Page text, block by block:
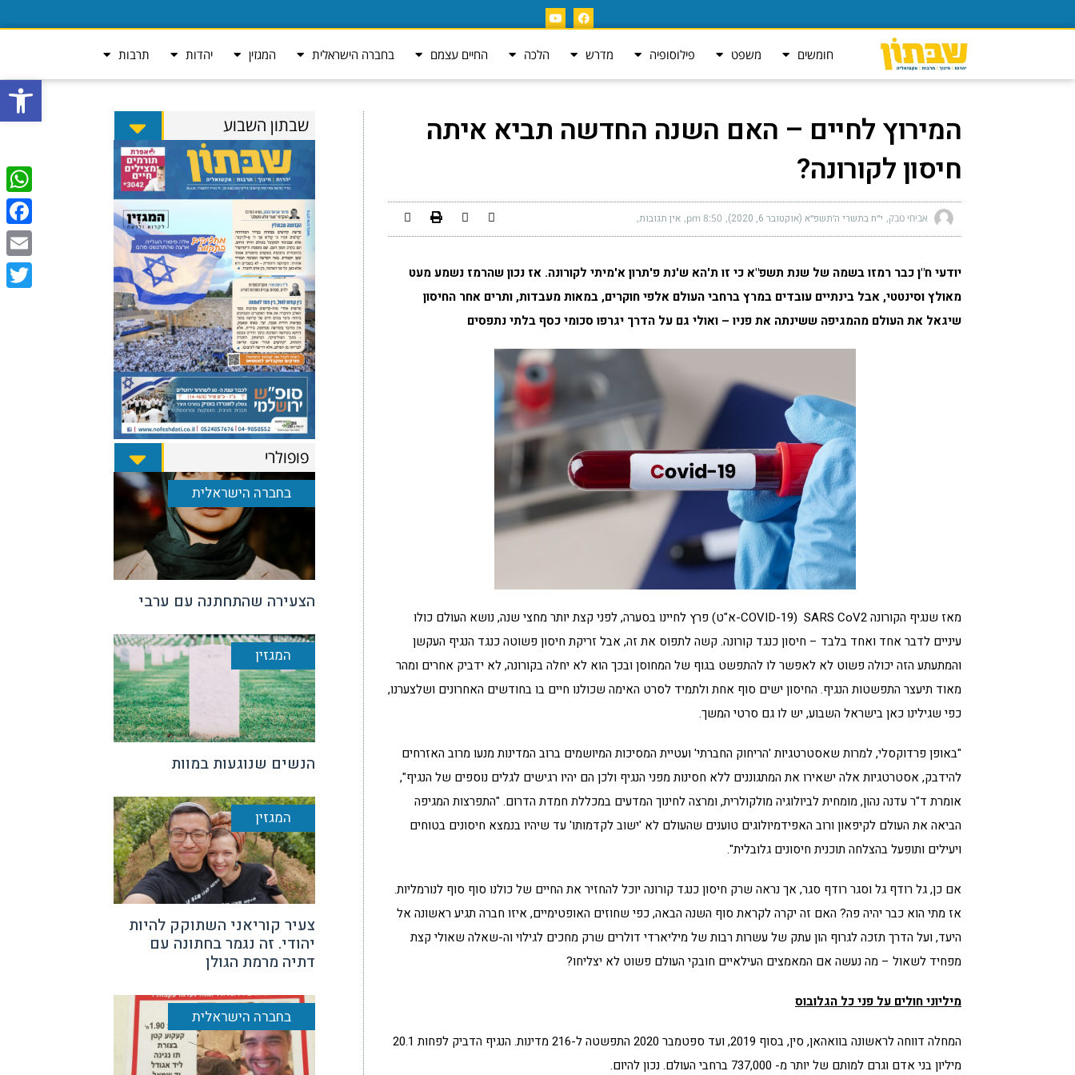
פתח
חומשים משפט פילוסופיה מדרש הלכה החיים עצמם בחברה הישראלית המגזין יהדות תרבות
המירוץ לחיים – האם השנה החדשה תביא איתה
חיסון לקורונה?
אביחי טבק י״ח בתשרי ה׳תשפ״א (אוקטובר 6, 2020) 8:50 pm אין תגובות
יודעי ח"ן כבר רמזו בשמה של שנת תשפ"א כי זו ת'הא ש'נת פ'תרון א'מיתי לקורונה. אז נכון שהרמז נשמע מעט
מאולץ וסינטטי, אבל בינתיים עובדים במרץ ברחבי העולם אלפי חוקרים, במאות מעבדות, ותרים אחר החיסון
שיגאל את העולם מהמגיפה ששינתה את פניו – ואולי גם על הדרך יגרפו סכומי כסף בלתי נתפסים
מאז שנגיף הקורונה COVID-19) SARS CoV2-א"ט) פרץ לחיינו בסערה, לפני קצת יותר מחצי שנה, נושא העולם כולו
עיניים לדבר אחד ואחד בלבד – חיסון כנגד קורונה. קשה לתפוס את זה, אבל זריקת חיסון פשוטה כנגד הנגיף העקשן
והמתעתע הזה יכולה פשוט לא לאפשר לו להתפשט בגוף של המחוסן ובכך הוא לא יחלה בקורונה, לא ידביק אחרים ומהר
מאוד תיעצר התפשטות הנגיף. החיסון ישים סוף אחת ולתמיד לסרט האימה שכולנו חיים בו בחודשים האחרונים ושלצערנו,
כפי שגילינו כאן בישראל השבוע, יש לו גם סרטי המשך.
"באופן פרדוקסלי, למרות שאסטרטגיות 'הריחוק החברתי' ועטיית המסיכות המיושמים ברוב המדינות מנעו מרוב האזרחים
להידבק, אסטרטגיות אלה ישאירו את המתגוננים ללא חסינות מפני הנגיף ולכן הם יהיו רגישים לגלים נוספים של הנגיף",
אומרת ד"ר עדנה נהון, מומחית לביולוגיה מולקולרית, ומרצה לחינוך המדעים במכללת חמדת הדרום. "התפרצות המגיפה
הביאה את העולם לקיפאון ורוב האפידמיולוגים טוענים שהעולם לא 'ישוב לקדמותו' עד שיהיו בנמצא חיסונים בטוחים
ויעילים ותופעל בהצלחה תוכנית חיסונים גלובלית".
אם כן, גל רודף גל וסגר רודף סגר, אך נראה שרק חיסון כנגד קורונה יוכל להחזיר את החיים של כולנו סוף סוף לנורמליות.
אז מתי הוא כבר יהיה פה? האם זה יקרה לקראת סוף השנה הבאה, כפי שחוזים האופטימיים, איזו חברה תגיע ראשונה אל
היעד, ועל הדרך תזכה לגרוף הון עתק של עשרות רבות של מיליארדי דולרים שרק מחכים לגילוי וה-שאלה שאולי קצת
מפחיד לשאול – מה נעשה אם המאמצים העילאיים חובקי העולם פשוט לא יצליחו?
מיליוני חולים על פני כל הגלובוס
המחלה דווחה לראשונה בוואהאן, סין, בסוף 2019, ועד ספטמבר 2020 התפשטה ל-216 מדינות. הנגיף הדביק לפחות 20.1
מיליון בני אדם וגרם למותם של יותר מ- 737,000 ברחבי העולם. נכון להיום.
שבתון השבוע
פופולרי
בחברה הישראלית
הצעירה שהתחתנה עם ערבי
המגזין
הנשים שנוגעות במוות
המגזין
צעיר קוריאני השתוקק להיות
יהודי. זה נגמר בחתונה עם
דתיה מרמת הגולן
בחברה הישראלית
Email